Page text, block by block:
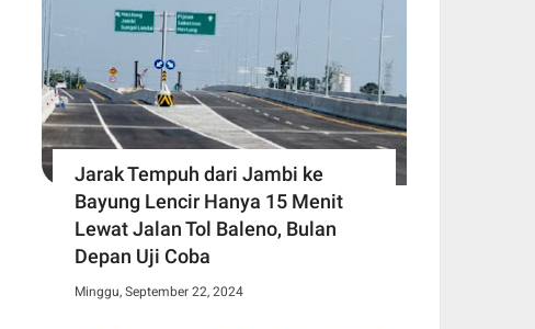
Jarak Tempuh dari Jambi ke
Bayung Lencir Hanya 15 Menit
Lewat Jalan Tol Baleno, Bulan
Depan Uji Coba
Minggu, September 22, 2024